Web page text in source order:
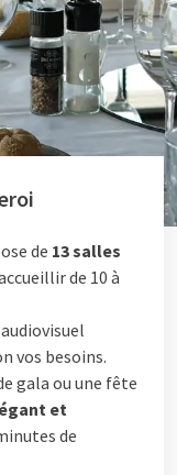
de 13 salles
de 10 à
vos besoins.
gala ou une fête
et
de